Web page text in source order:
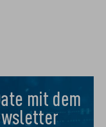
mit dem